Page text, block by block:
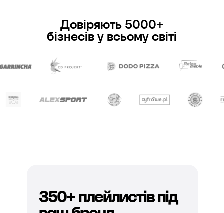
Довіряють 5000+
бізнесів у всьому світі
350+ плейлистів під